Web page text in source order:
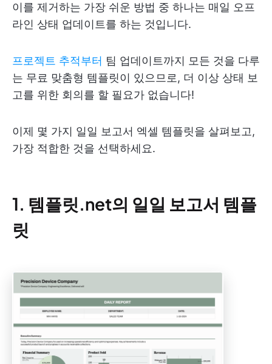
이를 제거하는 가장 쉬운 방법 중 하나는 매일 오프
라인 상태 업데이트를 하는 것입니다.
프로젝트 추적부터 팀 업데이트까지 모든 것을 다루
는 무료 맞춤형 템플릿이 있으므로, 더 이상 상태 보
고를 위한 회의를 할 필요가 없습니다!
이제 몇 가지 일일 보고서 엑셀 템플릿을 살펴보고,
가장 적합한 것을 선택하세요.
1. 템플릿.net의 일일 보고서 템플
릿